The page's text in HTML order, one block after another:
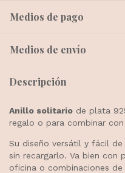
Medios de pago
Medios de envío
Descripción
Anillo solitario de plata
regalo o para combinar
Su diseño versátil y fácil
sin recargarlo. Va bien con
oficina o combinaciones de